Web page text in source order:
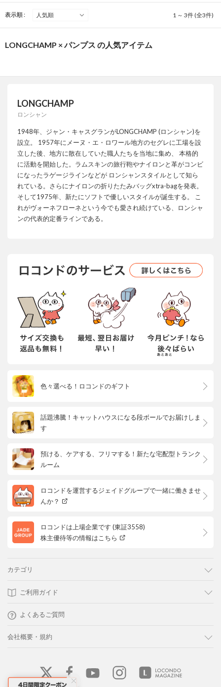
表示順 : 1 ～ 3件 (全3件)
LONGCHAMP × パンプス の人気アイテム
LONGCHAMP
ロンシャン
1948年、ジャン・キャスグランがLONGCHAMP (ロンシャン)を
設立。 1957年にメーヌ・エ・ロワール地方のセグレに工場を設
立した後、地方に散在していた職人たちを当地に集め、 本格的
に活動を開始した。ラムスキンの旅行鞄やナイロンと革がコンビ
になったラゲージラインなどが ロンシャンスタイルとして知ら
れている。さらにナイロンの折りたたみバッグxtra-bagを発表。
そして1975年、新たにソフトで優しいスタイルが誕生する。 こ
れがヴォーネフローネという今でも愛され続けている、ロンシャ
ンの代表的定番ラインである。
色々選べる！ロコンドのギフト
話題沸騰！キャットハウスになる段ボールでお届けしま
す
預ける、ケアする、フリマする！新たな宅配型トランク
ルーム
ロコンドを運営するジェイドグループで一緒に働きませ
んか？
ロコンドは上場企業です (東証3558)
株主優待等の情報はこちら
カテゴリ
ご利用ガイド
よくあるご質問
会社概要・規約